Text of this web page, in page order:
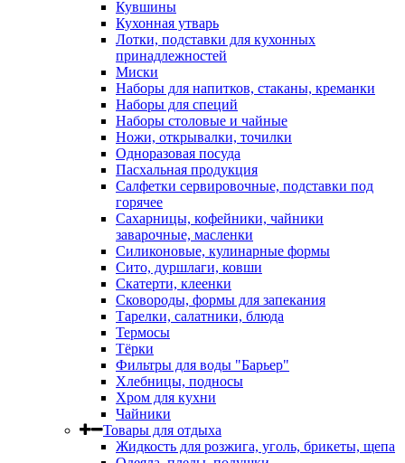
Кувшины
Кухонная утварь
Лотки, подставки для кухонных
принадлежностей
Миски
Наборы для напитков, стаканы, креманки
Наборы для специй
Наборы столовые и чайные
Ножи, открывалки, точилки
Одноразовая посуда
Пасхальная продукция
Салфетки сервировочные, подставки под
горячее
Сахарницы, кофейники, чайники
заварочные, масленки
Силиконовые, кулинарные формы
Сито, дуршлаги, ковши
Скатерти, клеенки
Сковороды, формы для запекания
Тарелки, салатники, блюда
Термосы
Тёрки
Фильтры для воды "Барьер"
Хлебницы, подносы
Хром для кухни
Чайники
Товары для отдыха
Жидкость для розжига, уголь, брикеты, щепа